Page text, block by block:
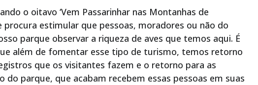
o oitavo ‘Vem Passarinhar nas Montanhas de
procura estimular que pessoas, moradores ou não do
parque observar a riqueza de aves que temos aqui. É
além de fomentar esse tipo de turismo, temos retorno
que os visitantes fazem e o retorno para as
do parque, que acabam recebem essas pessoas em suas